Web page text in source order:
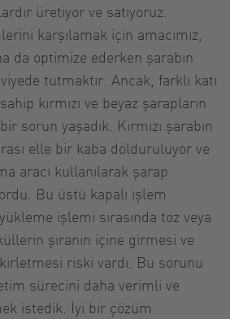
üretiyor ve satıyoruz.
karşılamak için amacımız,
da optimize ederken şarabın
tutmaktır. Ancak, farklı katı
kırmızı ve beyaz şarapların
sorun yaşadık. Kırmızı şarabın
elle bir kaba dolduruluyor ve
aracı kullanılarak şarap
Bu üstü kapalı işlem
işlemi sırasında toz veya
şıranın içine girmesi ve
kirletmesi riski vardı. Bu sorunu
sürecini daha verimli ve
istedik. İyi bir çözüm